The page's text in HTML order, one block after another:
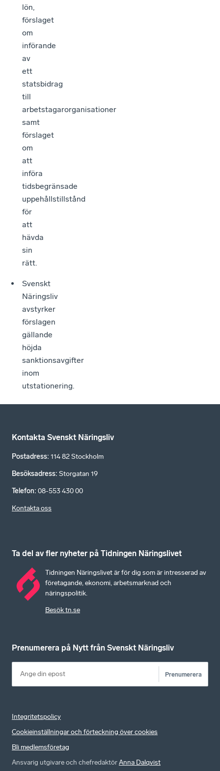
lön,
förslaget
om
införande
av
ett
statsbidrag
till
arbetstagarorganisationer
samt
förslaget
om
att
införa
tidsbegränsade
uppehållstillstånd
för
att
hävda
sin
rätt.
Svenskt
Näringsliv
avstyrker
förslagen
gällande
höjda
sanktionsavgifter
inom
utstationering.
Kontakta Svenskt Näringsliv
Postadress: 114 82 Stockholm
Besöksadress: Storgatan 19
Telefon: 08-553 430 00
Kontakta oss
Ta del av fler nyheter på Tidningen Näringslivet
Tidningen Näringslivet är för dig som är intresserad av
företagande, ekonomi, arbetsmarknad och
näringspolitik.
Besök tn.se
Prenumerera på Nytt från Svenskt Näringsliv
Prenumerera
Integritetspolicy
Cookieinställningar och förteckning över cookies
Bli medlemsföretag
Ansvarig utgivare och chefredaktörAnna Dalqvist